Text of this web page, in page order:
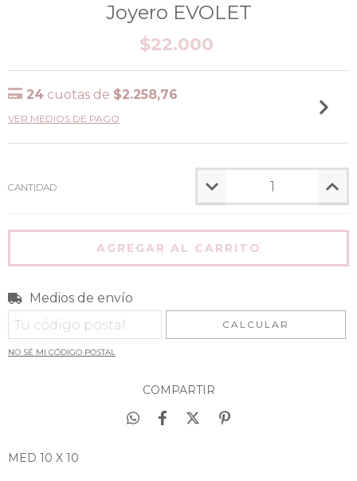
Joyero EVOLET
$22.000
24 cuotas de $2.258,76
VER MEDIOS DE PAGO
CANTIDAD
Entregas para el CP:
Medios de envío
CALCULAR
NO SÉ MI CÓDIGO POSTAL
COMPARTIR
MED 10 X 10